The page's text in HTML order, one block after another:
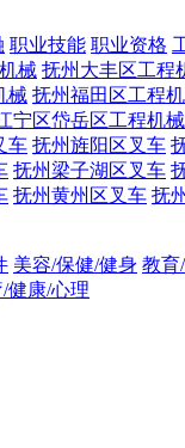
职业技能 职业资格
械 抚州大丰区工程
械 抚州福田区工程
宁区岱岳区工程机械
车 抚州旌阳区叉车
抚州梁子湖区叉车
抚州黄州区叉车 抚
美容/保健/健身 教育
/健康/心理